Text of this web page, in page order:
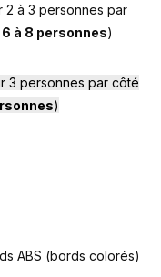
2 à 3 personnes par
6 à 8 personnes)
3 personnes par côté
)
ABS (bords colorés)